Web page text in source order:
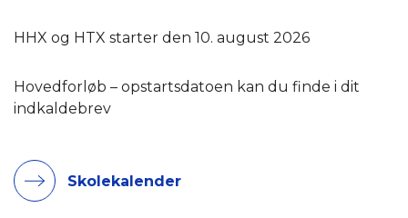
HHX og HTX starter den 10. august 2026
Hovedforløb – opstartsdatoen kan du finde i dit
indkaldebrev
Skolekalender